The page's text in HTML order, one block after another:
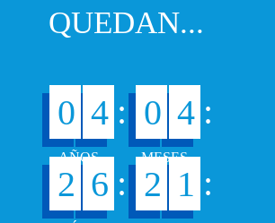
QUEDAN...
0 4 : 0 4 :
2 6 : 2 1 :
6